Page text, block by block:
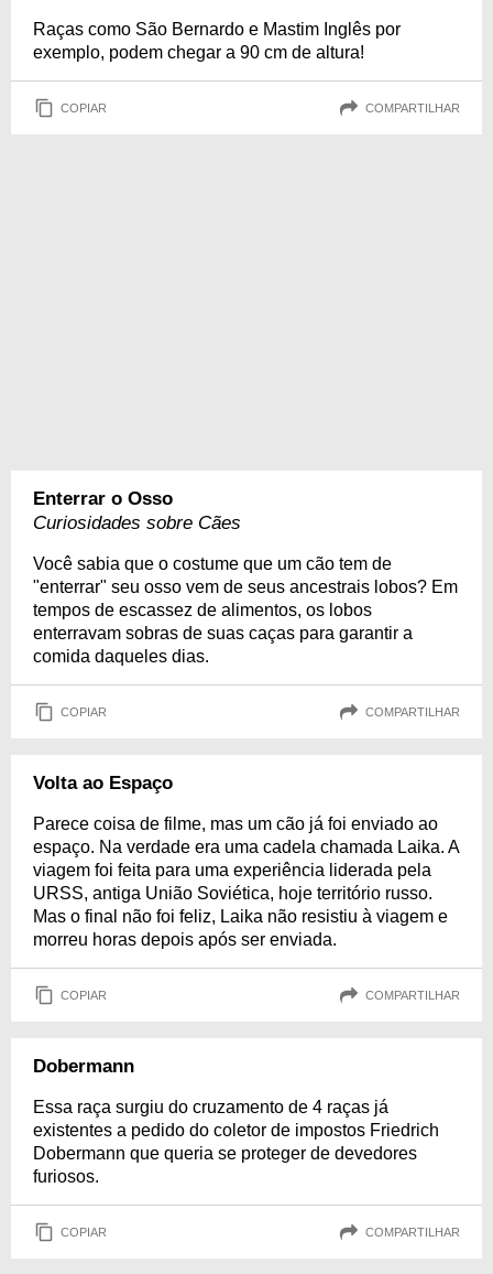
Raças como São Bernardo e Mastim Inglês por
exemplo, podem chegar a 90 cm de altura!
COPIAR COMPARTILHAR
Enterrar o Osso
Curiosidades sobre Cães
Você sabia que o costume que um cão tem de
"enterrar" seu osso vem de seus ancestrais lobos? Em
tempos de escassez de alimentos, os lobos
enterravam sobras de suas caças para garantir a
comida daqueles dias.
COPIAR COMPARTILHAR
Volta ao Espaço
Parece coisa de filme, mas um cão já foi enviado ao
espaço. Na verdade era uma cadela chamada Laika. A
viagem foi feita para uma experiência liderada pela
URSS, antiga União Soviética, hoje território russo.
Mas o final não foi feliz, Laika não resistiu à viagem e
morreu horas depois após ser enviada.
COPIAR COMPARTILHAR
Dobermann
Essa raça surgiu do cruzamento de 4 raças já
existentes a pedido do coletor de impostos Friedrich
Dobermann que queria se proteger de devedores
furiosos.
COPIAR COMPARTILHAR